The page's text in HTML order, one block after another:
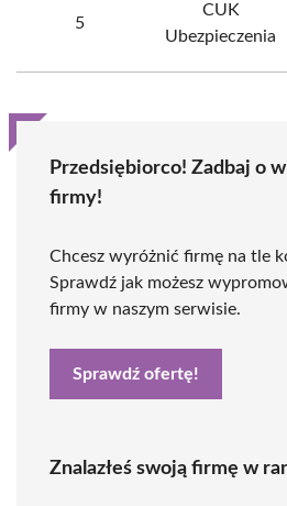
5
CUK
Ubezpieczenia
Przedsiębiorco! Zadbaj o
firmy!
Chcesz wyróżnić firmę na tle
Sprawdź jak możesz
firmy w naszym serwisie.
Sprawdź ofertę!
Znalazłeś swoją firmę w